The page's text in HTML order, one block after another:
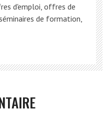
d'emploi, offres de
de formation,